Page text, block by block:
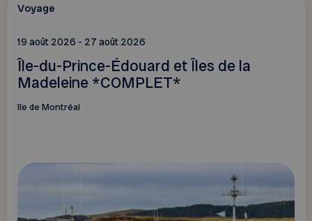
Voyage
19 août 2026 - 27 août 2026
Île-du-Prince-Édouard et Îles de la
Madeleine *COMPLET*
île de Montréal